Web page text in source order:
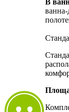
ванна-